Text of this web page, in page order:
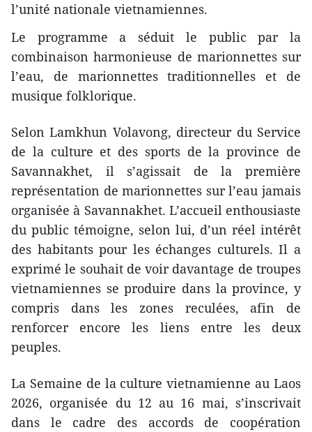
l’unité nationale vietnamiennes.
Le programme a séduit le public par la
combinaison harmonieuse de marionnettes sur
l’eau, de marionnettes traditionnelles et de
musique folklorique.
Selon Lamkhun Volavong, directeur du Service
de la culture et des sports de la province de
Savannakhet, il s’agissait de la première
représentation de marionnettes sur l’eau jamais
organisée à Savannakhet. L’accueil enthousiaste
du public témoigne, selon lui, d’un réel intérêt
des habitants pour les échanges culturels. Il a
exprimé le souhait de voir davantage de troupes
vietnamiennes se produire dans la province, y
compris dans les zones reculées, afin de
renforcer encore les liens entre les deux
peuples.
La Semaine de la culture vietnamienne au Laos
2026, organisée du 12 au 16 mai, s’inscrivait
dans le cadre des accords de coopération